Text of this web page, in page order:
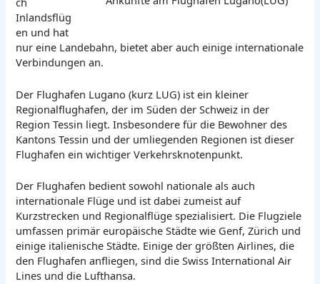
Inlandsflüg
en und hat
nur eine Landebahn, bietet aber auch einige internationale
Verbindungen an.
Der Flughafen Lugano (kurz LUG) ist ein kleiner
Regionalflughafen, der im Süden der Schweiz in der
Region Tessin liegt. Insbesondere für die Bewohner des
Kantons Tessin und der umliegenden Regionen ist dieser
Flughafen ein wichtiger Verkehrsknotenpunkt.
Der Flughafen bedient sowohl nationale als auch
internationale Flüge und ist dabei zumeist auf
Kurzstrecken und Regionalflüge spezialisiert. Die Flugziele
umfassen primär europäische Städte wie Genf, Zürich und
einige italienische Städte. Einige der größten Airlines, die
den Flughafen anfliegen, sind die Swiss International Air
Lines und die Lufthansa.